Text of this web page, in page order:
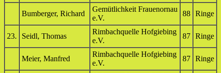
Bumberger, Richard
Gemütlichkeit Frauenornau
e.V.
88 Ringe
23. Seidl, Thomas
Rimbachquelle Hofgiebing
e.V.
87 Ringe
Meier, Manfred
Rimbachquelle Hofgiebing
e.V.
87 Ringe